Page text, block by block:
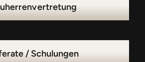
/ Schulungen